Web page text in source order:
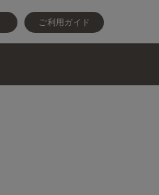
ご利用ガイド